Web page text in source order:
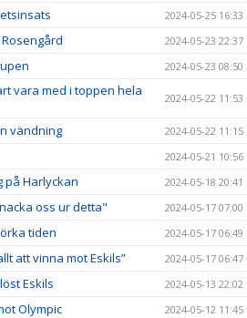
2024-05-25 16:33
2024-05-23 22:37
2024-05-23 08:50
vara med i toppen hela
2024-05-22 11:53
vändning 2024-05-22 11:15
2024-05-21 10:56
på Harlyckan 2024-05-18 20:41
oss ur detta" 2024-05-17 07:00
tiden 2024-05-17 06:49
att vinna mot Eskils” 2024-05-17 06:47
Eskils 2024-05-13 22:02
Olympic 2024-05-12 11:45